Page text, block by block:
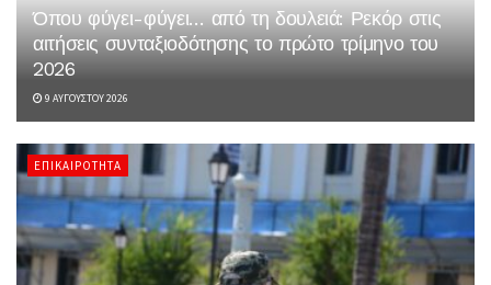
Όπου φύγει-φύγει… από τη δουλειά: Ρεκόρ στις
αιτήσεις συνταξιοδότησης το πρώτο τρίμηνο του
2026
9 ΑΥΓΟΎΣΤΟΥ 2026
ΕΠΙΚΑΙΡΌΤΗΤΑ